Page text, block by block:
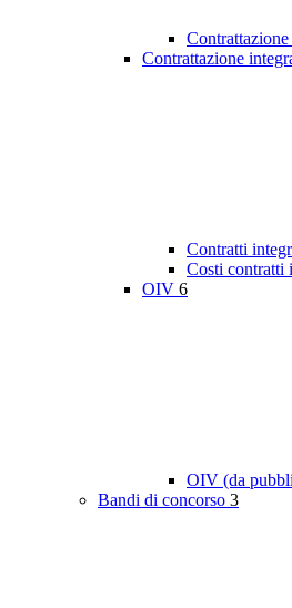
Contrattazione
Contratti
Costi contratti
OIV 6
OIV (da
Bandi di concorso 3